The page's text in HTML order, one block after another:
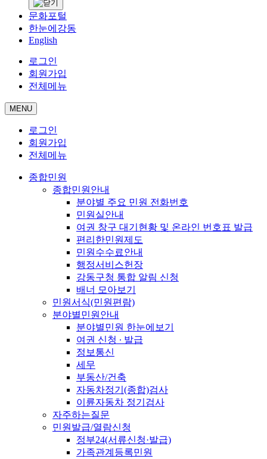
문화포털
한눈에강동
English
로그인
회원가입
전체메뉴
MENU
로그인
회원가입
전체메뉴
종합민원
종합민원안내
분야별 주요 민원 전화번호
민원실안내
여권 창구 대기현황 및 온라인 번호표 발급
편리한민원제도
민원수수료안내
행정서비스헌장
강동구청 통합 알림 신청
배너 모아보기
민원서식(민원편람)
분야별민원안내
분야별민원 한눈에보기
여권 신청 ∙ 발급
정보통신
세무
부동산/건축
자동차정기(종합)검사
이륜자동차 정기검사
자주하는질문
민원발급/열람신청
정부24(서류신청·발급)
가족관계등록민원